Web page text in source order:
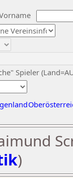
Spieler
)